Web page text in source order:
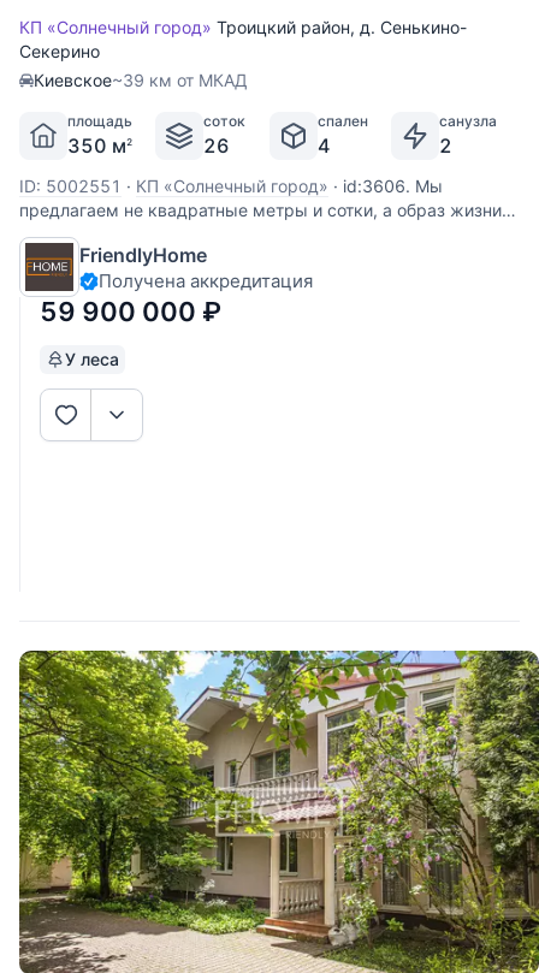
КП «Солнечный город» Троицкий район, д. Сенькино-
Секерино
Киевское~39 км от МКАД
площадь
350 м2
соток
26
спален
4
санузла
2
ID: 5002551 · КП «Солнечный город» · id:3606. Мы
предлагаем не квадратные метры и сотки, а образ жизни!
Предлагается домовладение общей площадью 350 м² на
прилесном участке 26 соток с собственным выходом в
лес. 📍 Локация: камерный коттеджный поселок
«Экодеревня» (мкр. Солнечный город
FriendlyHome
Получена аккредитация
59 900 000 ₽
У леса